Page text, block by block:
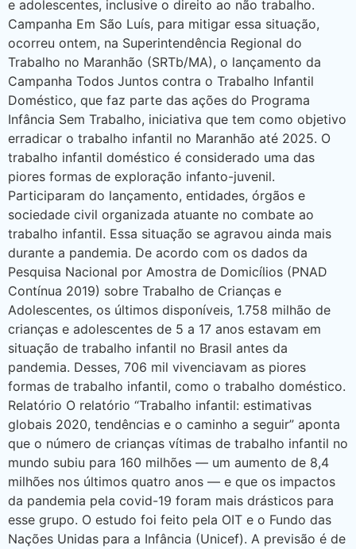
e adolescentes, inclusive o direito ao não trabalho.
Campanha Em São Luís, para mitigar essa situação,
ocorreu ontem, na Superintendência Regional do
Trabalho no Maranhão (SRTb/MA), o lançamento da
Campanha Todos Juntos contra o Trabalho Infantil
Doméstico, que faz parte das ações do Programa
Infância Sem Trabalho, iniciativa que tem como objetivo
erradicar o trabalho infantil no Maranhão até 2025. O
trabalho infantil doméstico é considerado uma das
piores formas de exploração infanto-juvenil.
Participaram do lançamento, entidades, órgãos e
sociedade civil organizada atuante no combate ao
trabalho infantil. Essa situação se agravou ainda mais
durante a pandemia. De acordo com os dados da
Pesquisa Nacional por Amostra de Domicílios (PNAD
Contínua 2019) sobre Trabalho de Crianças e
Adolescentes, os últimos disponíveis, 1.758 milhão de
crianças e adolescentes de 5 a 17 anos estavam em
situação de trabalho infantil no Brasil antes da
pandemia. Desses, 706 mil vivenciavam as piores
formas de trabalho infantil, como o trabalho doméstico.
Relatório O relatório “Trabalho infantil: estimativas
globais 2020, tendências e o caminho a seguir” aponta
que o número de crianças vítimas de trabalho infantil no
mundo subiu para 160 milhões — um aumento de 8,4
milhões nos últimos quatro anos — e que os impactos
da pandemia pela covid-19 foram mais drásticos para
esse grupo. O estudo foi feito pela OIT e o Fundo das
Nações Unidas para a Infância (Unicef). A previsão é de